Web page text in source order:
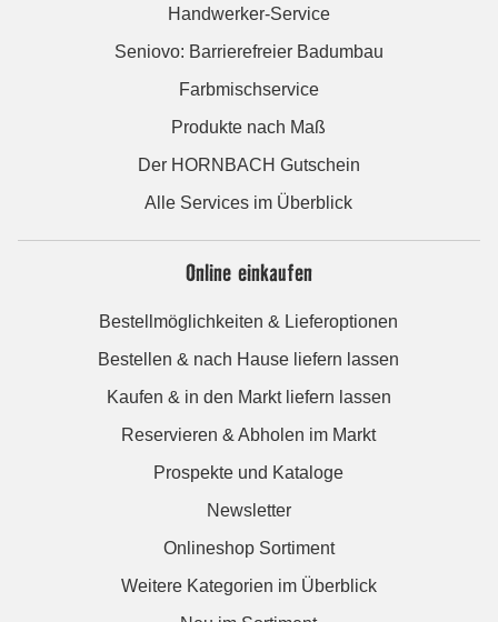
Handwerker-Service
Seniovo: Barrierefreier Badumbau
Farbmischservice
Produkte nach Maß
Der HORNBACH Gutschein
Alle Services im Überblick
Online einkaufen
Bestellmöglichkeiten & Lieferoptionen
Bestellen & nach Hause liefern lassen
Kaufen & in den Markt liefern lassen
Reservieren & Abholen im Markt
Prospekte und Kataloge
Newsletter
Onlineshop Sortiment
Weitere Kategorien im Überblick